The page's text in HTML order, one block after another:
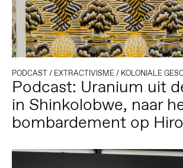
PODCAST/ EXTRACTIVISME/ KOLONIALE
Podcast: Uranium uit
in Shinkolobwe, naar
bombardement op